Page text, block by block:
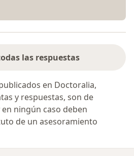
las respuestas
en Doctoralia,
y respuestas, son de
ningún caso deben
de un asesoramiento